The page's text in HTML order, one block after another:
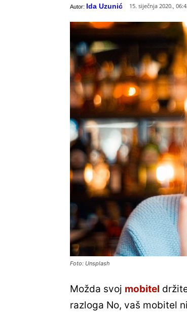
Autor: Ida Uzunić 15. siječnja 2020.,
Foto: Unsplash
Možda svoj mobitel
razloga No, vaš mobitel